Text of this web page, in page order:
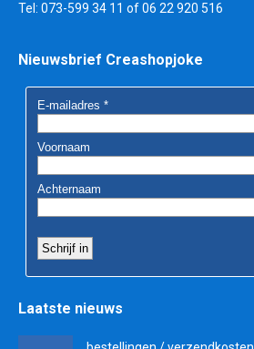
Tel: 073-599 34 11 of 06 22 920 516
Nieuwsbrief Creashopjoke
Laatste nieuws